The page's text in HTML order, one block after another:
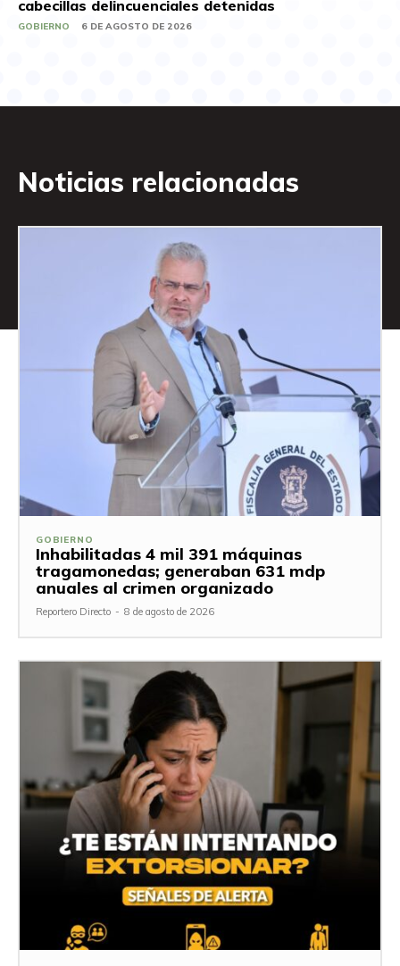
cabecillas delincuenciales detenidas
GOBIERNO 6 DE AGOSTO DE 2026
Noticias relacionadas
GOBIERNO
Inhabilitadas 4 mil 391 máquinas
tragamonedas; generaban 631 mdp
anuales al crimen organizado
Reportero Directo - 8 de agosto de 2026